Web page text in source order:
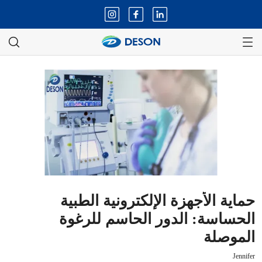
حماية الأجهزة الإلكترونية الطبية
الحساسة: الدور الحاسم للرغوة
الموصلة
Jennifer